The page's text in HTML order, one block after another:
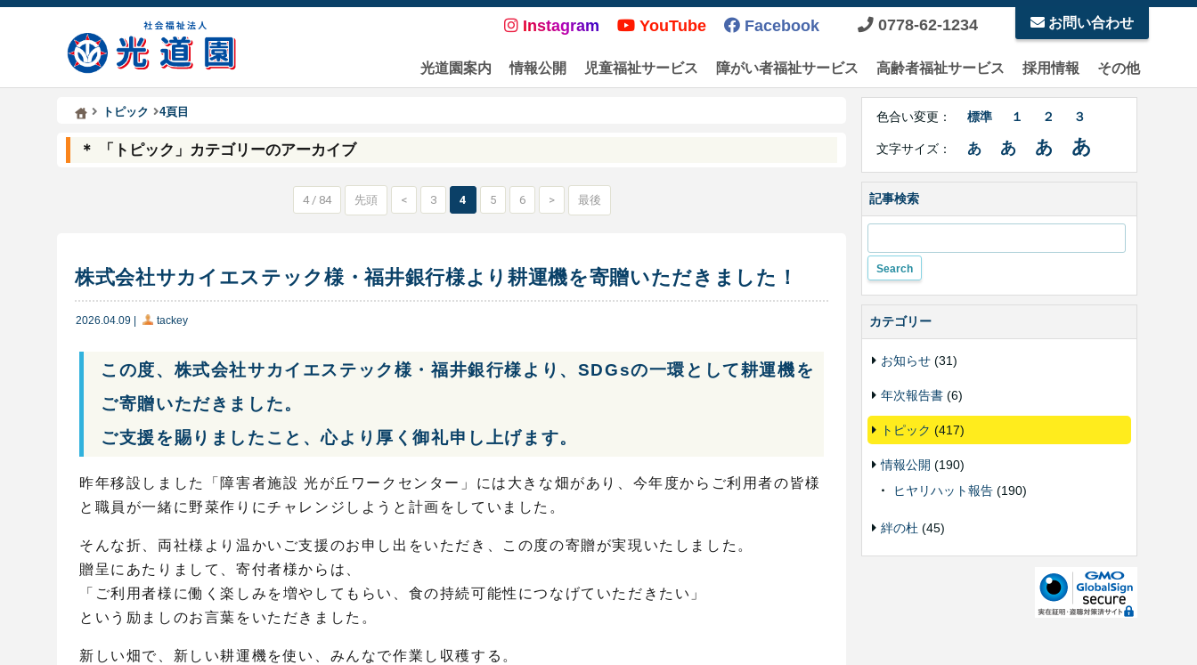
Instagram YouTube Facebook 0778-62-1234 お問い合わせ
光道園案内 情報公開 児童福祉サービス 障がい者福祉サービス 高齢者福祉サービス 採用情報 その他
Kodoen | Breadcrumbs list
社会福祉法人 光道園
トピック 4頁目
＊ 「トピック」カテゴリーのアーカイブ
4 / 84 先頭 < 3 4 5 6 > 最後
株式会社サカイエステック様・福井銀行様より耕運機を寄贈いただきました！
2026.04.09 tackey
この度、株式会社サカイエステック様・福井銀行様より、SDGsの一環として耕運機を
ご寄贈いただきました。
ご支援を賜りましたこと、心より厚く御礼申し上げます。
昨年移設しました「障害者施設 光が丘ワークセンター」には大きな畑があり、今年度からご利用者の皆様
と職員が一緒に野菜作りにチャレンジしようと計画をしていました。
そんな折、両社様より温かいご支援のお申し出をいただき、この度の寄贈が実現いたしました。
贈呈にあたりまして、寄付者様からは、
「ご利用者様に働く楽しみを増やしてもらい、食の持続可能性につなげていただきたい」
という励ましのお言葉をいただきました。
新しい畑で、新しい耕運機を使い、みんなで作業し収穫する。
Right
Side
色
合
変
色合い変更： 標準 １ ２ ３
文字サイズ： あ あ あ あ
記事検索
カテゴリー
お知らせ (31)
年次報告書 (6)
トピック (417)
情報公開 (190)
ヒヤリハット報告 (190)
絆の杜 (45)